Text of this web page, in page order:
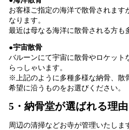
お客様ご指定の海洋で散骨されま
なります。
最近は母なる海洋に散骨される方も
●宇宙散骨
バルーンにて宇宙に散骨やロケッ
らっしゃいます。
※上記のように多種多様な納骨、散
希望に沿うものをお選びください。
5・納骨堂が選ばれる理由
周辺の清掃などお寺が管理いたしま